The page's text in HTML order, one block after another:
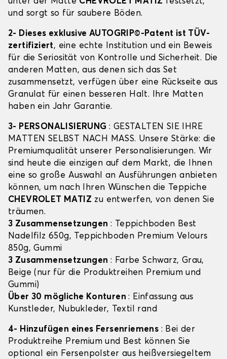
und sorgt so für saubere Böden.
2- Dieses exklusive AUTOGRIP©-Patent ist TÜV-
zertifiziert, eine echte Institution und ein Beweis
für die Seriosität von Kontrolle und Sicherheit. Die
anderen Matten, aus denen sich das Set
zusammensetzt, verfügen über eine Rückseite aus
Granulat für einen besseren Halt. Ihre Matten
haben ein Jahr Garantie.
3- PERSONALISIERUNG : GESTALTEN SIE IHRE
MATTEN SELBST NACH MASS. Unsere Stärke: die
Premiumqualität unserer Personalisierungen. Wir
sind heute die einzigen auf dem Markt, die Ihnen
eine so große Auswahl an Ausführungen anbieten
können, um nach Ihren Wünschen die Teppiche
CHEVROLET MATIZ zu entwerfen, von denen Sie
träumen.
3 Zusammensetzungen : Teppichboden Best
Nadelfilz 650g, Teppichboden Premium Velours
850g, Gummi
3 Zusammensetzungen : Farbe Schwarz, Grau,
Beige (nur für die Produktreihen Premium und
Gummi)
Über 30 mögliche Konturen: Einfassung aus
Kunstleder, Nubukleder, Textil rand
4- Hinzufügen eines Fersenriemens : Bei der
Produktreihe Premium und Best können Sie
optional ein Fersenpolster aus heißversiegeltem